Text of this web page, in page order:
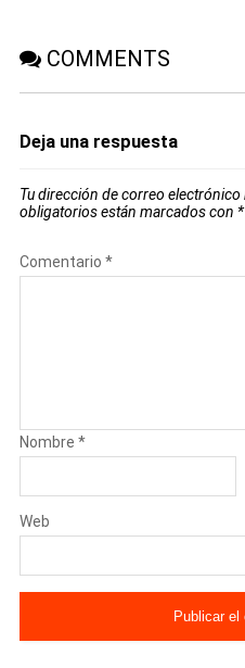
COMMENTS
Deja una respuesta
Tu dirección de correo electrónico
obligatorios están marcados con *
Comentario *
Nombre *
Web